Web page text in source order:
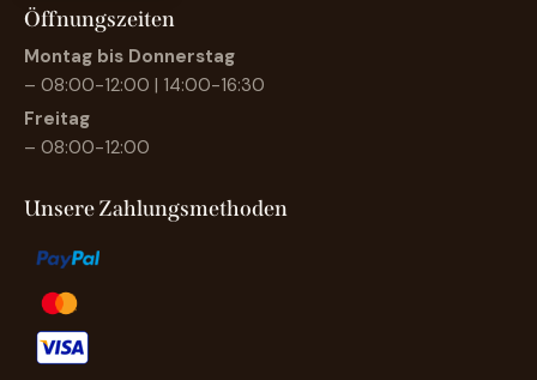
Öffnungszeiten
Montag bis Donnerstag
– 08:00-12:00 | 14:00-16:30
Freitag
– 08:00-12:00
Unsere Zahlungsmethoden